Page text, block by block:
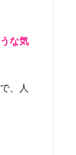
な気
、人